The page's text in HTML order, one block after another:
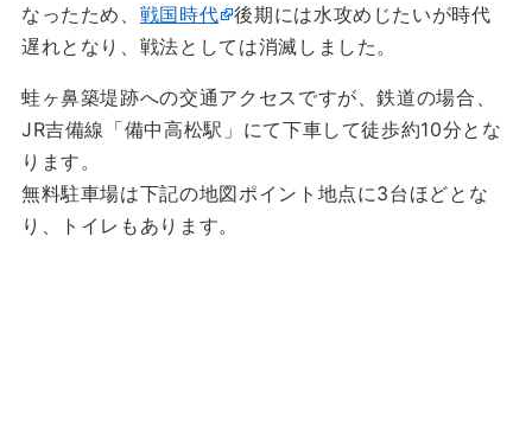
なったため、 戦国時代
後期には水攻めじたいが時代
遅れとなり、戦法としては消滅しました。
蛙ヶ鼻築堤跡への交通アクセスですが、鉄道の場合、
JR吉備線「備中高松駅」にて下車して徒歩約10分とな
ります。
無料駐車場は下記の地図ポイント地点に3台ほどとな
り、トイレもあります。